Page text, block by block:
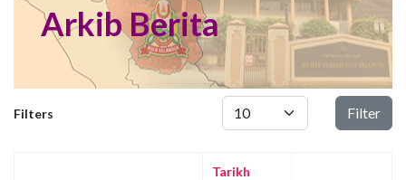
Arkib Berita
Filters
Papar # Filter
Tarikh